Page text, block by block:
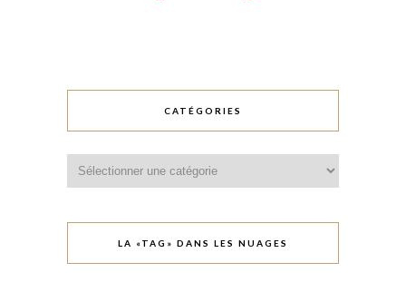
CATÉGORIES
LA «TAG» DANS LES NUAGES